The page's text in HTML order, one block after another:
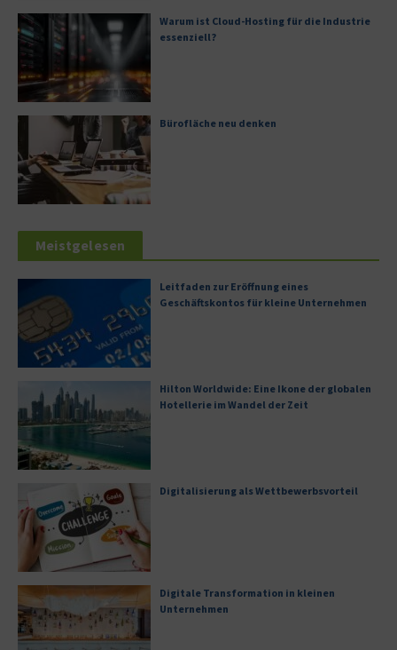
Warum ist Cloud-Hosting für die Industrie
essenziell?
Bürofläche neu denken
Meistgelesen
Leitfaden zur Eröffnung eines
Geschäftskontos für kleine Unternehmen
Hilton Worldwide: Eine Ikone der globalen
Hotellerie im Wandel der Zeit
Digitalisierung als Wettbewerbsvorteil
Digitale Transformation in kleinen
Unternehmen